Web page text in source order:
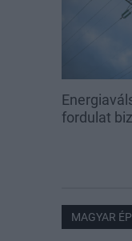
fordulat
MAGYAR